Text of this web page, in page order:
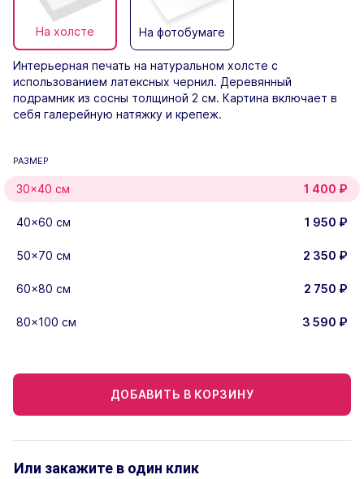
На холсте На фотобумаге
Интерьерная печать на натуральном холсте с
использованием латексных чернил. Деревянный
подрамник из сосны толщиной 2 см. Картина включает в
себя галерейную натяжку и крепеж.
РАЗМЕР
30×40 см 1 400 ₽
40×60 см 1 950 ₽
50×70 см 2 350 ₽
60×80 см 2 750 ₽
80×100 см 3 590 ₽
ДОБАВИТЬ В КОРЗИНУ
Или закажите в один клик